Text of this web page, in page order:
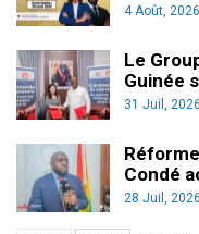
4 Août, 2026
Le
Guinée
31 Juil, 2026
Condé
28 Juil, 2026